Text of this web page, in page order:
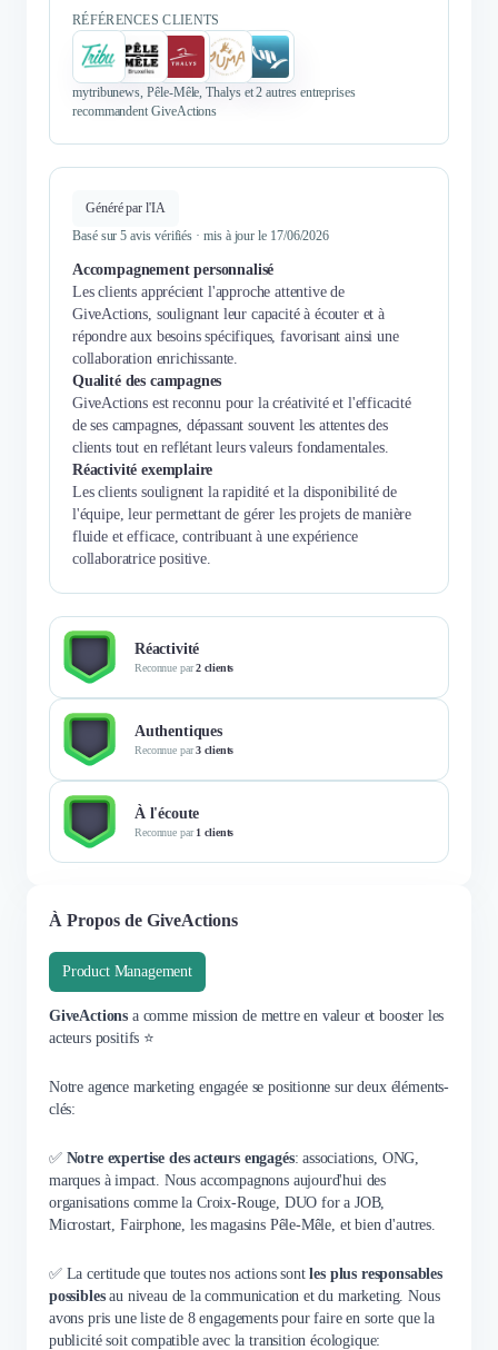
RÉFÉRENCES CLIENTS
mytribunews, Pêle-Mêle, Thalys et 2 autres entreprises
recommandent GiveActions
Généré par l'IA
Basé sur 5 avis vérifiés · mis à jour le 17/06/2026
Accompagnement personnalisé
Les clients apprécient l'approche attentive de
GiveActions, soulignant leur capacité à écouter et à
répondre aux besoins spécifiques, favorisant ainsi une
collaboration enrichissante.
Qualité des campagnes
GiveActions est reconnu pour la créativité et l'efficacité
de ses campagnes, dépassant souvent les attentes des
clients tout en reflétant leurs valeurs fondamentales.
Réactivité exemplaire
Les clients soulignent la rapidité et la disponibilité de
l'équipe, leur permettant de gérer les projets de manière
fluide et efficace, contribuant à une expérience
collaboratrice positive.
Réactivité
Reconnue par2 clients
Authentiques
Reconnue par3 clients
À l'écoute
Reconnue par1 clients
À Propos de GiveActions
Product Management
GiveActions a comme mission de mettre en valeur et booster les
acteurs positifs ⭐
Notre agence marketing engagée se positionne sur deux éléments-
clés:
✅ Notre expertise des acteurs engagés: associations, ONG,
marques à impact. Nous accompagnons aujourd'hui des
organisations comme la Croix-Rouge, DUO for a JOB,
Microstart, Fairphone, les magasins Pêle-Mêle, et bien d'autres.
✅ La certitude que toutes nos actions sontles plus responsables
possiblesau niveau de la communication et du marketing. Nous
avons pris une liste de 8 engagements pour faire en sorte que la
publicité soit compatible avec la transition écologique: